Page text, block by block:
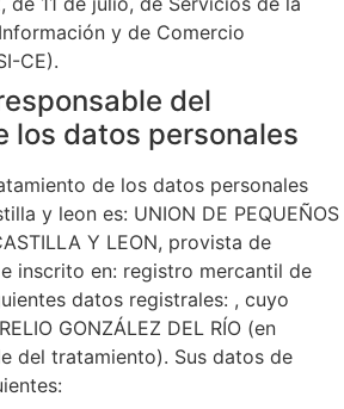
y de Comercio
CE).
del
los datos personales
de los datos personales
y leon es: UNION DE PEQUEÑOS
Y LEON, provista de
inscrito en: registro mercantil de
datos registrales: , cuyo
GONZÁLEZ DEL RÍO (en
del tratamiento). Sus datos de